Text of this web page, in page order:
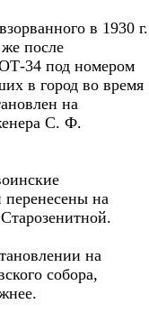
в 1930 г.
после
ОТ-34 под номером
в город во время
на
С. Ф.
перенесены на
на
собора,